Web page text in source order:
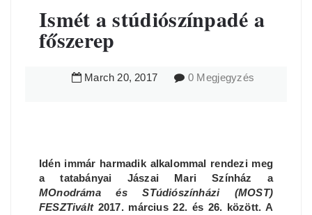
Ismét a stúdiószínpadé a
főszerep
March 20, 2017 0 Megjegyzés
Idén immár harmadik alkalommal rendezi meg
a tatabányai Jászai Mari Színház a
MOnodráma és STúdiószínházi (MOST)
FESZTivált2017. március 22. és 26. között. A